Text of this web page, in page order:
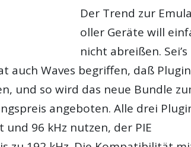
Der Trend zur
oller Geräte will
nicht abreißen. Sei’s
auchWaves begriffen, daß
und so wird das neue Bundle
angeboten. Alle drei
und 96 kHz nutzen, der PIE